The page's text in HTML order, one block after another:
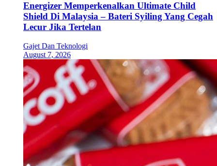
Energizer Memperkenalkan Ultimate Child
Shield Di Malaysia – Bateri Syiling Yang Cegah
Lecur Jika Tertelan
Gajet Dan Teknologi
August 7, 2026